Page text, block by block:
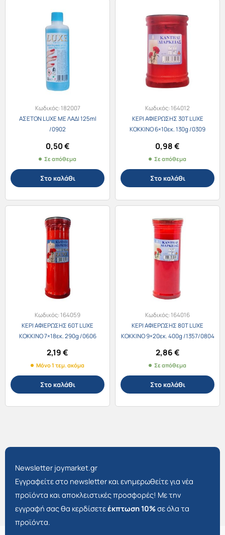
Κωδικός:182007
ΑΣΕΤΟΝ LUXE ΜΕ ΛΑΔΙ 125ml
/0902
0,50€
Σε απόθεμα
Στο καλάθι
Κωδικός:164012
ΚΕΡΙ ΑΦΙΕΡΩΣΗΣ 30Τ LUXE
ΚΟΚΚΙΝΟ 6×10εκ. 130g /0309
0,98€
Σε απόθεμα
Στο καλάθι
Κωδικός:164059
ΚΕΡΙ ΑΦΙΕΡΩΣΗΣ 60Τ LUXE
ΚΟΚΚΙΝΟ 7×18εκ. 290g /0606
2,19€
Μόνο 1 τεμ. ακόμα
Στο καλάθι
Κωδικός:164016
ΚΕΡΙ ΑΦΙΕΡΩΣΗΣ 80Τ LUXE
ΚΟΚΚΙΝΟ 9×20εκ. 400g /1357/0804
2,86€
Σε απόθεμα
Στο καλάθι
Newsletter joymarket.gr
Εγγραφείτε στο newsletter και ενημερωθείτε για νέα
προϊόντα και αποκλειστικές προσφορές! Με την
εγγραφή σας θα κερδίσετεέκπτωση 10%σε όλα τα
προϊόντα.